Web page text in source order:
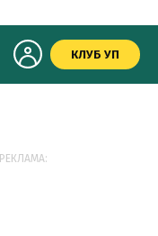
КЛУБ УП
РЕКЛАМА: